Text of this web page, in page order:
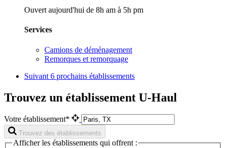
Ouvert aujourd'hui de 8h am à 5h pm
Services
Camions de déménagement
Remorques et remorquage
Suivant 6 prochains établissements
Trouvez un établissement U-Haul
Votre établissement*
Trouvez des établissements
Afficher les établissements qui offrent :